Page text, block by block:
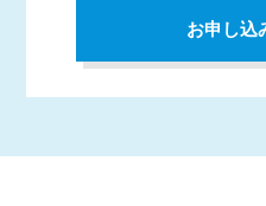
お申し込